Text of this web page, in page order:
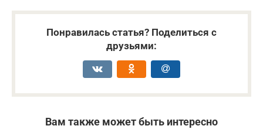
Понравилась статья? Поделиться с
друзьями:
Вам также может быть интересно